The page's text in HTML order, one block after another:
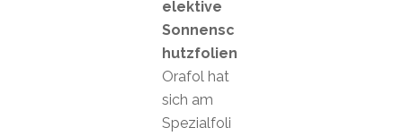
elektive
Sonnensc
hutzfolien
Orafol hat
sich am
Spezialfoli